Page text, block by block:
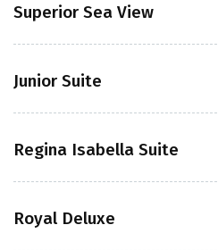
Superior Sea View
Junior Suite
Regina Isabella Suite
Royal Deluxe